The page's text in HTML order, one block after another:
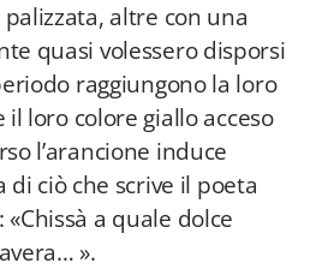
altre con una
quasi volessero disporsi
raggiungono la loro
loro colore giallo acceso
l’arancione induce
di ciò che scrive il poeta
a quale dolce
».